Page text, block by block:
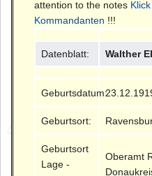
attention to the notes
Kommandanten !!!
Datenblatt: Walther
Geburtsdatum:
Geburtsort:
Geburtsort
Lage -
Oberamt